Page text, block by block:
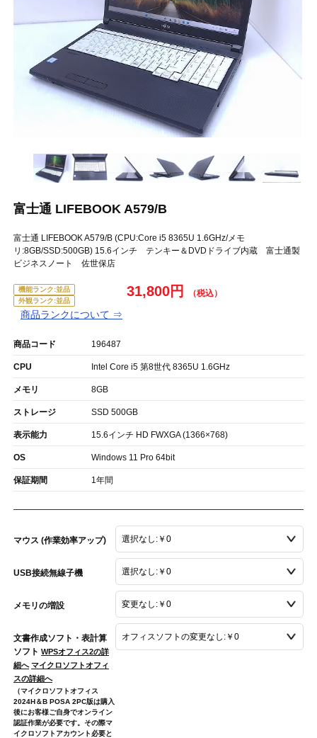
富士通 LIFEBOOK A579/B
富士通 LIFEBOOK A579/B (CPU:Core i5 8365U 1.6GHz/メモ
リ:8GB/SSD:500GB) 15.6インチ テンキー＆DVDドライブ内蔵 富士通製
ビジネスノート 佐世保店
機能ランク:並品
外観ランク:並品
商品ランクについて ⇒
31,800円
商品コード 196487
CPU Intel Core i5 第8世代 8365U 1.6GHz
メモリ 8GB
ストレージ SSD 500GB
表示能力 15.6インチ HD FWXGA (1366×768)
OS Windows 11 Pro 64bit
保証期間 1年間
マウス (作業効率アップ)
USB接続無線子機
メモリの増設
文書作成ソフト・表計算
ソフト WPSオフィス2の詳
細へ マイクロソフトオフィ
スの詳細へ
（マイクロソフトオフィス
2024H＆B POSA 2PC版は購入
後にお客様ご自身でオンライン
認証作業が必要です。その際マ
イクロソフトアカウント必要と